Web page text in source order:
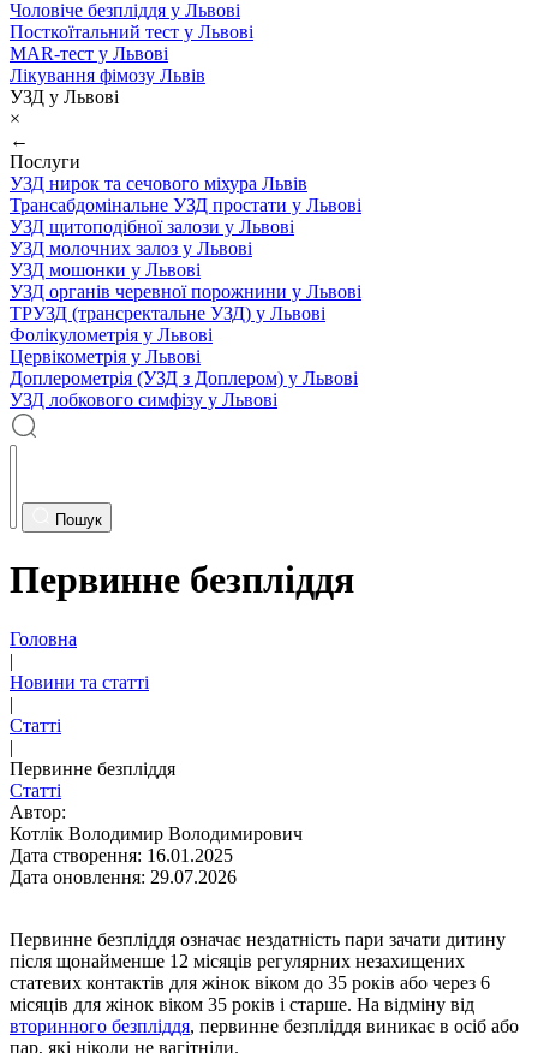
Чоловіче безпліддя у Львові
Посткоїтальний тест у Львові
MAR-тест у Львові
Лікування фімозу Львів
УЗД у Львові
×
←
Послуги
УЗД нирок та сечового міхура Львів
Трансабдомінальне УЗД простати у Львові
УЗД щитоподібної залози у Львові
УЗД молочних залоз у Львові
УЗД мошонки у Львові
УЗД органів черевної порожнини у Львові
ТРУЗД (трансректальне УЗД) у Львові
Фолікулометрія у Львові
Цервікометрія у Львові
Доплерометрія (УЗД з Доплером) у Львові
УЗД лобкового симфізу у Львові
Пошук
Первинне безпліддя
Головна
|
Новини та статті
|
Статті
|
Первинне безпліддя
Статті
Автор:
Котлік Володимир Володимирович
Дата створення: 16.01.2025
Дата оновлення: 29.07.2026
Первинне безпліддя означає нездатність пари зачати дитину
після щонайменше 12 місяців регулярних незахищених
статевих контактів для жінок віком до 35 років або через 6
місяців для жінок віком 35 років і старше. На відміну від
вторинного безпліддя, первинне безпліддя виникає в осіб або
пар, які ніколи не вагітніли.